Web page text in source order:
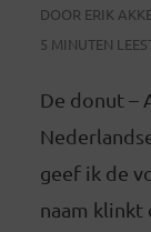
DOOR ERIK
5 MINUTEN
De donut –
geef ik de
naam klinkt